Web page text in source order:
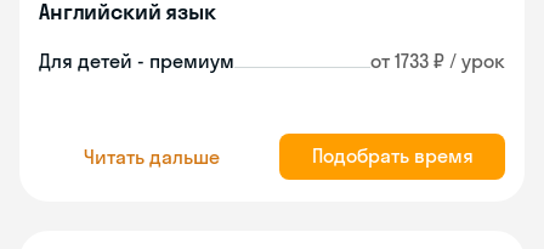
Английский язык
Для детей - премиум от 1733 ₽ / урок
Читать дальше Подобрать время